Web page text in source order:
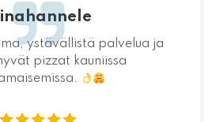
ei valitettavasti ole
idyllinen.